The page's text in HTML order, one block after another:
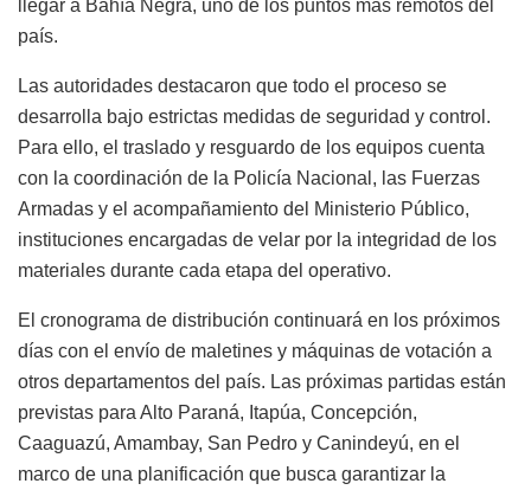
llegar a Bahía Negra, uno de los puntos más remotos del
país.
Las autoridades destacaron que todo el proceso se
desarrolla bajo estrictas medidas de seguridad y control.
Para ello, el traslado y resguardo de los equipos cuenta
con la coordinación de la Policía Nacional, las Fuerzas
Armadas y el acompañamiento del Ministerio Público,
instituciones encargadas de velar por la integridad de los
materiales durante cada etapa del operativo.
El cronograma de distribución continuará en los próximos
días con el envío de maletines y máquinas de votación a
otros departamentos del país. Las próximas partidas están
previstas para Alto Paraná, Itapúa, Concepción,
Caaguazú, Amambay, San Pedro y Canindeyú, en el
marco de una planificación que busca garantizar la